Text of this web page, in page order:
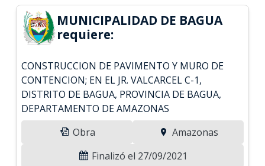
MUNICIPALIDAD DE BAGUA
requiere:
CONSTRUCCION DE PAVIMENTO Y MURO DE
CONTENCION; EN EL JR. VALCARCEL C-1,
DISTRITO DE BAGUA, PROVINCIA DE BAGUA,
DEPARTAMENTO DE AMAZONAS
Obra
Amazonas
Finalizó el 27/09/2021